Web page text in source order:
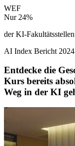
WEF
Nur 24%
der KI-
AI Index Bericht 2024
Entdecke die
Kurs bereits
Weg in der KI